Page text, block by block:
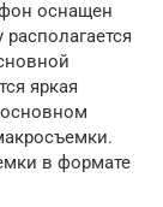
оснащен
яркая
в формате